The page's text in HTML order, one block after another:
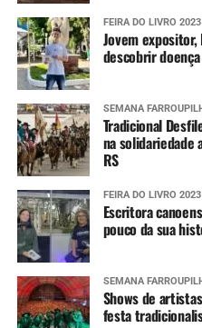
FEIRA DO LIVRO 2023
Jovem
descobrir
SEMANA
Tradicional
na solidariedade
RS
FEIRA DO LIVRO 2023
Escritora
pouco da sua
SEMANA
Shows de
festa